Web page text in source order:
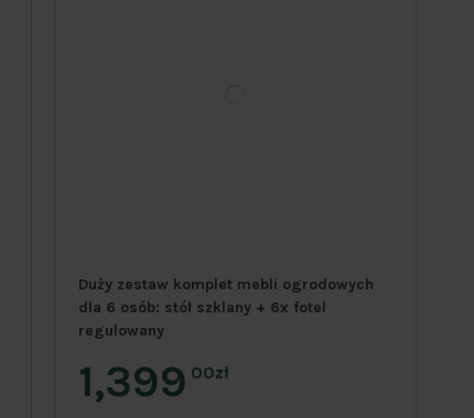
Duży zestaw komplet mebli ogrodowych
dla 6 osób: stół szklany + 6x fotel
regulowany
1,399 00zł